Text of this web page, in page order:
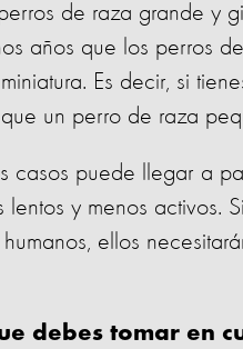
de raza grande y
años que los perros
Es decir, si
un perro de raza
casos puede llegar a
lentos y menos activos.
ellos
debes tomar en